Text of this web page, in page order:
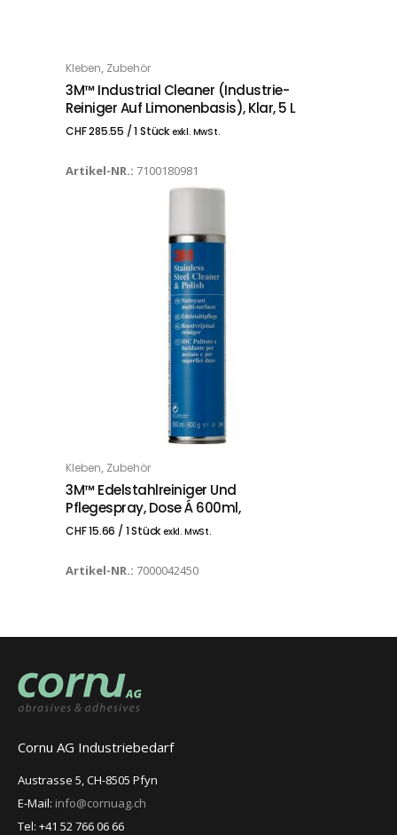
IN DEN WARENKORB
Kleben, Zubehör
3M™ Industrial Cleaner (Industrie-
Reiniger Auf Limonenbasis), Klar, 5 L
CHF285.55 / 1 Stück exkl. MwSt.
Artikel-NR.: 7100180981
IN DEN WARENKORB
Kleben, Zubehör
3M™ Edelstahlreiniger Und
Pflegespray, Dose Á 600ml,
CHF15.66 / 1 Stückexkl. MwSt.
Artikel-NR.: 7000042450
Cornu AG Industriebedarf
Austrasse 5, CH-8505 Pfyn
E-Mail: info@cornuag.ch
Tel: +41 52 766 06 66